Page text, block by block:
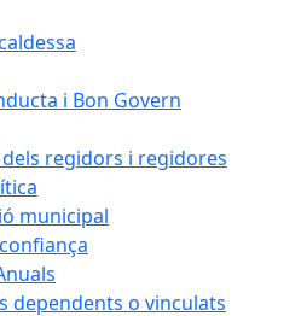
i Bon Govern
regidors i regidores
municipal
dependents o vinculats